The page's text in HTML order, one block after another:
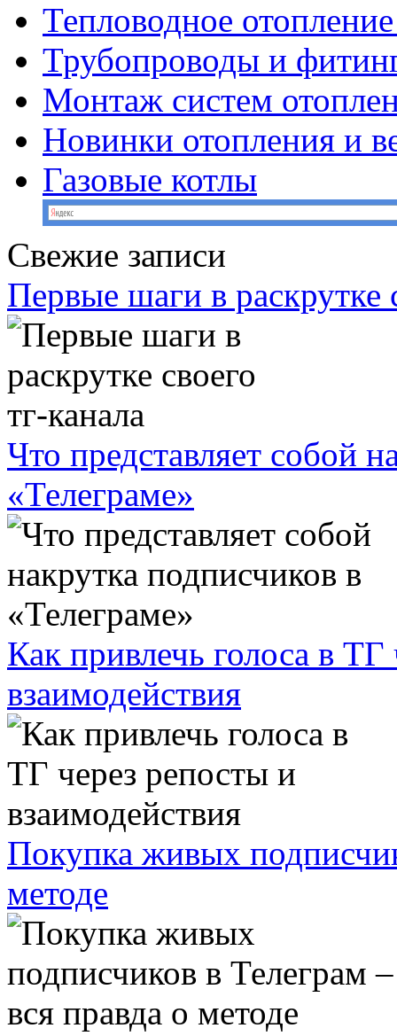
Тепловодное
Трубопроводы и
Монтаж систем
Новинки отопления и
Газовые котлы
Свежие записи
Первые шаги в раскрутке
Что представляет собой
«Телеграме»
Как привлечь голоса в ТГ
взаимодействия
Покупка живых
методе